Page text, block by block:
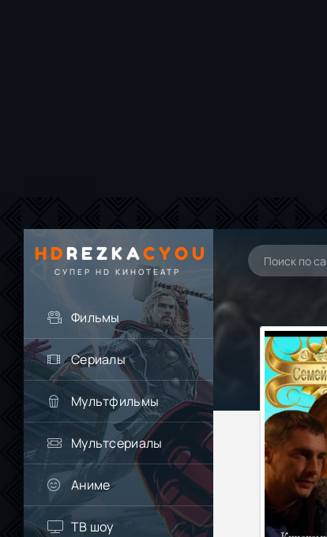
HD REZKACYOU
СУПЕР HD КИНОТЕАТР
Фильмы
Сериалы
Мультфильмы
Мультсериалы
Аниме
ТВ шоу